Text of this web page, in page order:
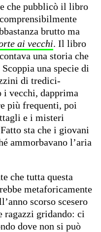
che pubblicò il libro
brutto ma
ai vecchi. Il libro
una storia che
una specie di
di tredici-
i vecchi, dapprima
più frequenti, poi
e i misteri
sta che i giovani
ammorbavano l’aria
che tutta questa
metaforicamente
scorso scesero
ragazzi gridando: ci
dove non si può